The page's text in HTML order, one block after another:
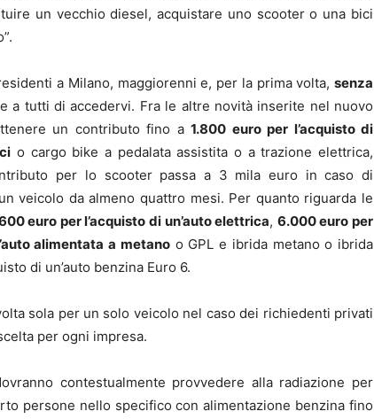
un vecchio diesel, acquistare uno scooter o una bici
a Milano, maggiorenni e, per la prima volta, senza
a tutti di accedervi. Fra le altre novità inserite nel nuovo
un contributo fino a 1.800 euro per l’acquisto di
o cargo bike a pedalata assistita o a trazione elettrica,
per lo scooter passa a 3 mila euro in caso di
veicolo da almeno quattro mesi. Per quanto riguarda le
euro per l’acquisto di un’auto elettrica, 6.000 euro per
alimentata a metanoo GPL e ibrida metano o ibrida
di un’auto benzina Euro 6.
sola per un solo veicolo nel caso dei richiedenti privati
per ogni impresa.
contestualmente provvedere alla radiazione per
persone nello specifico con alimentazione benzina fino